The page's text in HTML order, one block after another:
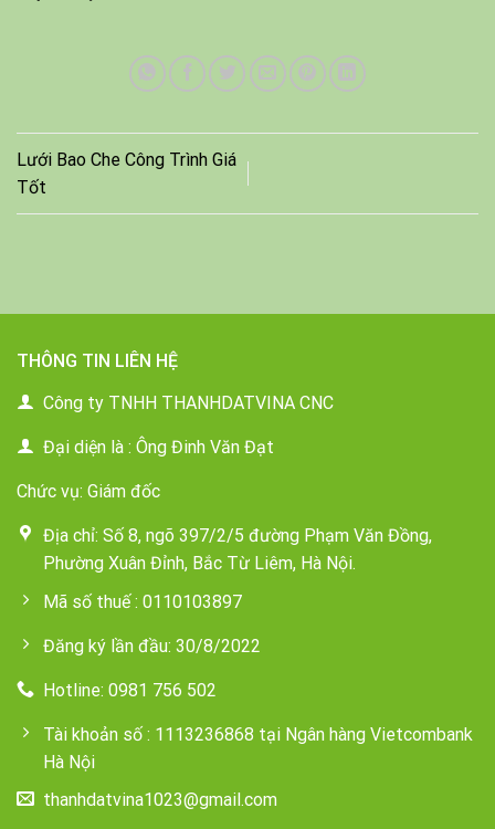
Lưới Bao Che Công Trình Giá
Tốt
THÔNG TIN LIÊN HỆ
Công ty TNHH THANHDATVINA CNC
Đại diện là : Ông Đinh Văn Đạt
Chức vụ: Giám đốc
Địa chỉ: Số 8, ngõ 397/2/5 đường Phạm Văn Đồng,
Phường Xuân Đỉnh, Bắc Từ Liêm, Hà Nội.
Mã số thuế : 0110103897
Đăng ký lần đầu: 30/8/2022
Hotline: 0981 756 502
Tài khoản số : 1113236868 tại Ngân hàng Vietcombank
Hà Nội
thanhdatvina1023@gmail.com